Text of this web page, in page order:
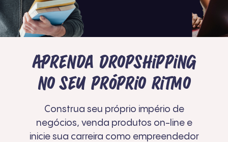
Aprenda Dropshipping
no seu próprio ritmo
Construa seu próprio império de
negócios, venda produtos on-line e
inicie sua carreira como empreendedor